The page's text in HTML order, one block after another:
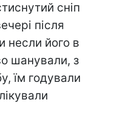
сніп
після
несли його в
шанували, з
їм годували